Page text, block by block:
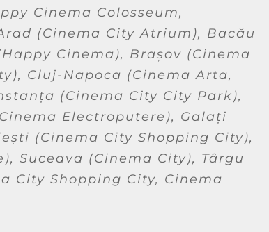
Cinema Colosseum,
(Cinema City Atrium ), Bacău
Happy Cinema), Brașov (Cinema
), Cluj-Napoca (Cinema Arta,
(Cinema City City Park),
Electroputere ), Galați
(Cinema City Shopping City),
), Suceava (Cinema City), Târgu
City Shopping City, Cinema